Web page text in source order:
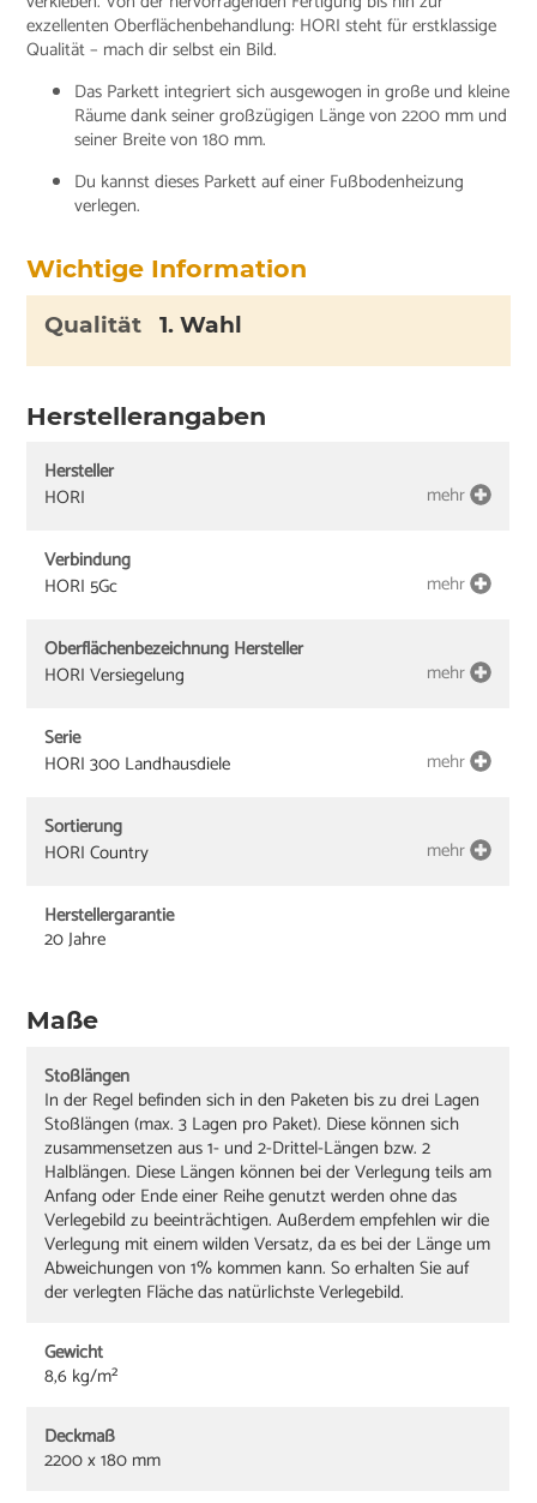
exzellenten Oberflächenbehandlung: HORI steht für erstklassige
Qualität – mach dir selbst ein Bild.
Das Parkett integriert sich ausgewogen in große und kleine
Räume dank seiner großzügigen Länge von 2200 mm und
seiner Breite von 180 mm.
Du kannst dieses Parkett auf einer Fußbodenheizung
verlegen.
Wichtige Information
Qualität 1. Wahl
Herstellerangaben
Hersteller
HORI
mehr
Verbindung
HORI 5Gc
mehr
Oberflächenbezeichnung Hersteller
HORI Versiegelung
mehr
Serie
HORI 300 Landhausdiele
mehr
Sortierung
HORI Country
mehr
Herstellergarantie
20 Jahre
Maße
Stoßlängen
In der Regel befinden sich in den Paketen bis zu drei Lagen
Stoßlängen (max. 3 Lagen pro Paket). Diese können sich
zusammensetzen aus 1- und 2-Drittel-Längen bzw. 2
Halblängen. Diese Längen können bei der Verlegung teils am
Anfang oder Ende einer Reihe genutzt werden ohne das
Verlegebild zu beeinträchtigen. Außerdem empfehlen wir die
Verlegung mit einem wilden Versatz, da es bei der Länge um
Abweichungen von 1% kommen kann. So erhalten Sie auf
der verlegten Fläche das natürlichste Verlegebild.
Gewicht
8,6 kg/m²
Deckmaß
2200 x 180 mm